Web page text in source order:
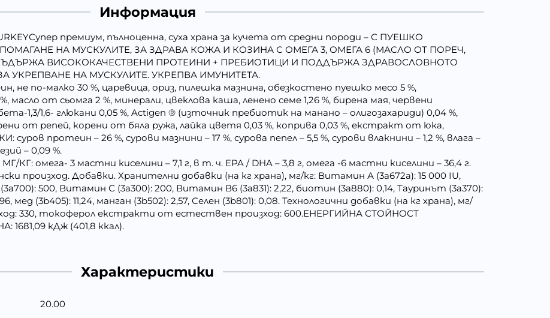
Информация
премиум, пълноценна, суха храна за кучета от средни породи – С ПУЕШКО
НА МУСКУЛИТЕ, ЗА ЗДРАВА КОЖА И КОЗИНА С ОМЕГА 3, ОМЕГА 6 (МАСЛО ОТ ПОРЕЧ,
ВИСОКОКАЧЕСТВЕНИ ПРОТЕИНИ + ПРЕБИОТИЦИ И ПОДДЪРЖА ЗДРАВОСЛОВНОТО
УКРЕПВАНЕ НА МУСКУЛИТЕ. УКРЕПВА ИМУНИТЕТА.
по-малко 30 %, царевица, ориз, пилешка мазнина, обезкостено пуешко месо 5 %,
от сьомга 2 %, минерали, цвеклова каша, ленено семе 1,26 %, бирена мая, червени
1,3/1,6- глюкани 0,05 %, Actigen ® (източник пребиотик на манано – олигозахариди) 0,04 %,
от репей, корени от бяла ружа, лайка цветя 0,03 %, коприва 0,03 %, екстракт от юка,
протеин – 26 %, сурови мазнини – 17 %, сурова пепел – 5,5 %, сурови влакнини – 1,2 %, влага –
– 0,09 %.
омега- 3 мастни киселини – 7,1 г, в т. ч. EPA / DHA – 3,8 г, омега -6 мастни киселини – 36,4 г.
произход. Добавки. Хранителни добавки (на кг храна), мг/кг: Витамин А (3a672a): 15 000 IU,
500, Витамин С (3a300): 200, Витамин В6 (3a831): 2,22, биотин (3a880): 0,14, Тауринът (3a370):
мед (3b405): 11,24, манган (3b502): 2,57, Селен (3b801): 0,08. Технологични добавки (на кг храна), мг/
330, токоферол екстракти от естествен произход: 600.ЕНЕРГИЙНА СТОЙНОСТ
кДж (401,8 ккал).
Характеристики
20.00